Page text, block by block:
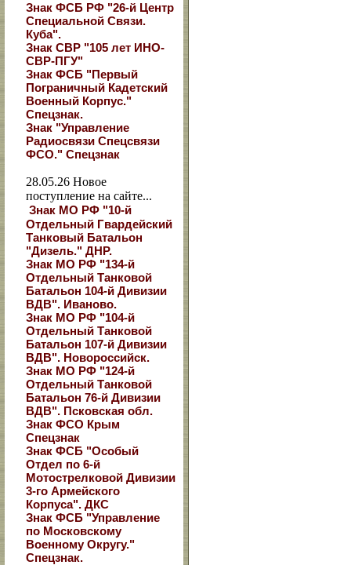
Знак ФСБ РФ "26-й Центр
Специальной Связи.
Куба".
Знак СВР "105 лет ИНО-
СВР-ПГУ"
Знак ФСБ "Первый
Пограничный Кадетский
Военный Корпус."
Спецзнак.
Знак "Управление
Радиосвязи Спецсвязи
ФСО." Спецзнак
28.05.26 Новое
поступление на сайте...
Знак МО РФ "10-й
Отдельный Гвардейский
Танковый Батальон
"Дизель." ДНР.
Знак МО РФ "134-й
Отдельный Танковой
Батальон 104-й Дивизии
ВДВ". Иваново.
Знак МО РФ "104-й
Отдельный Танковой
Батальон 107-й Дивизии
ВДВ". Новороссийск.
Знак МО РФ "124-й
Отдельный Танковой
Батальон 76-й Дивизии
ВДВ". Псковская обл.
Знак ФСО Крым
Спецзнак
Знак ФСБ "Особый
Отдел по 6-й
Мотострелковой Дивизии
3-го Армейского
Корпуса". ДКС
Знак ФСБ "Управление
по Московскому
Военному Округу."
Спецзнак.